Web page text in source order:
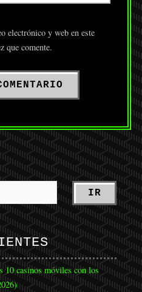
electrónico y web en este
que comente.
10 casinos móviles con los